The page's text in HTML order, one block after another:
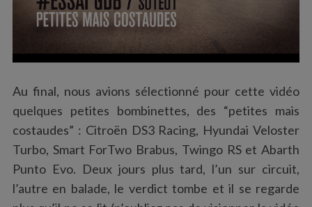
Au final, nous avions sélectionné pour cette vidéo
quelques petites bombinettes, des “petites mais
costaudes” : Citroën DS3 Racing, Hyundai Veloster
Turbo, Smart ForTwo Brabus, Twingo RS et Abarth
Punto Evo. Deux jours plus tard, l’un sur circuit,
l’autre en balade, le verdict tombe et il se regarde